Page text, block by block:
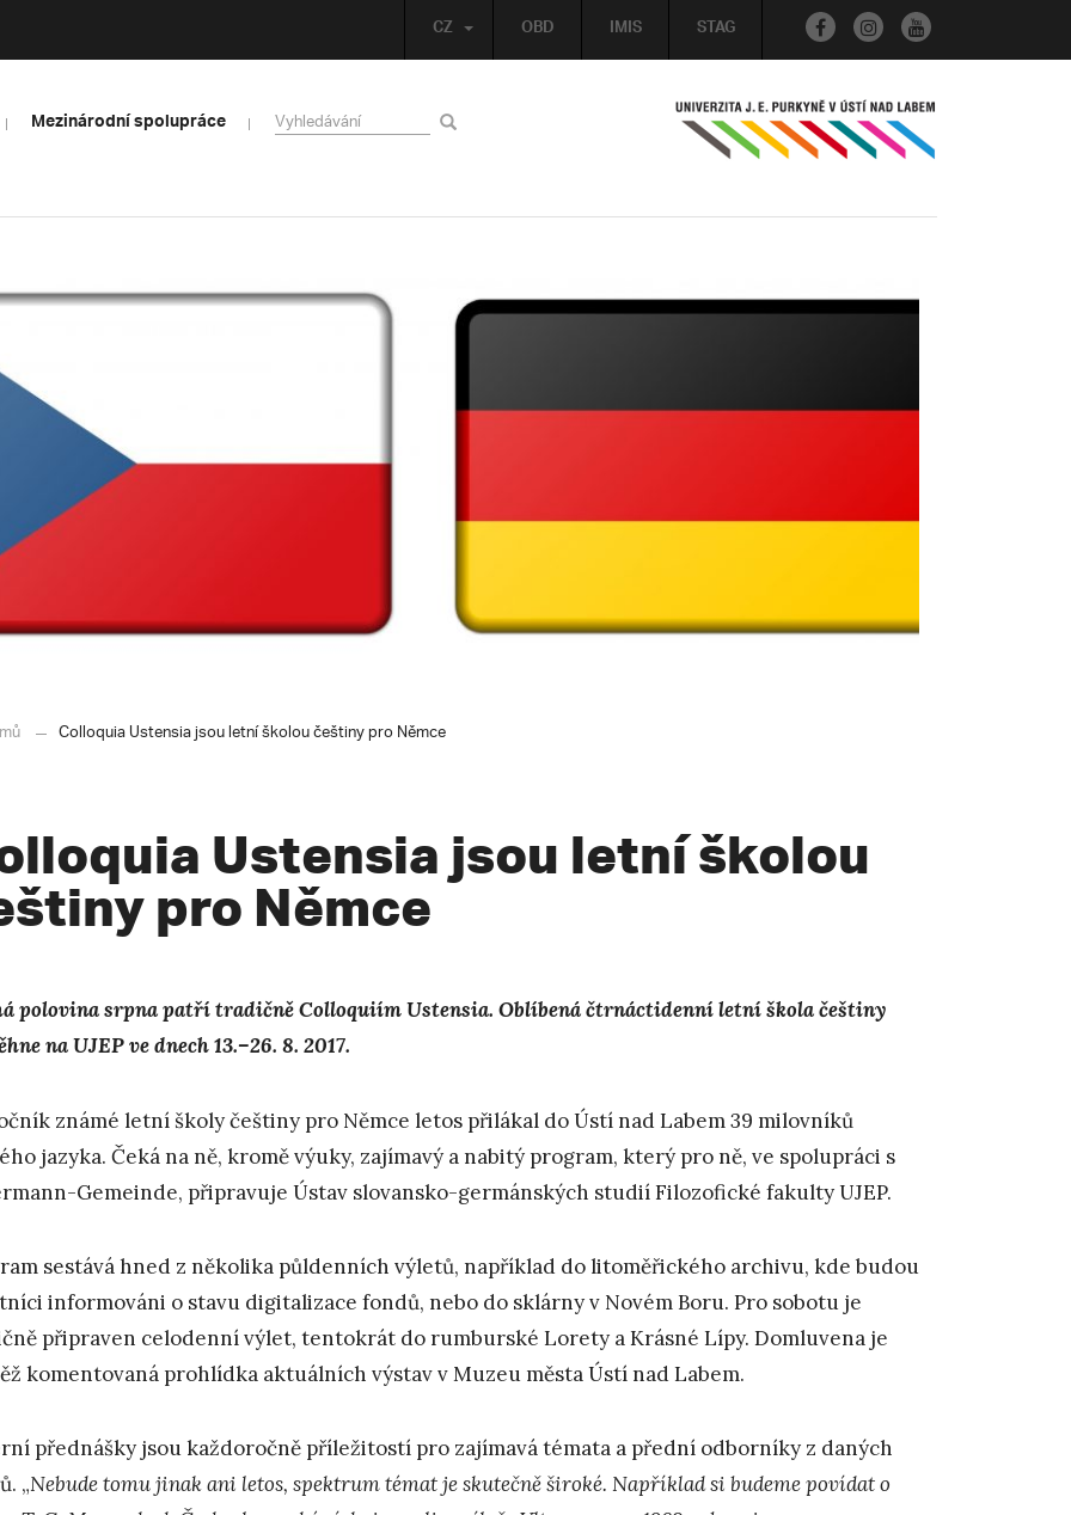
OBD IMIS STAG
CZ
Mezinárodní spolupráce
Colloquia Ustensia jsou letní školou češtiny pro Němce
Ustensia jsou letní školou
pro Němce
polovina srpna patří tradičně Colloquiím Ustensia. Oblíbená čtrnáctidenní letní škola češtiny
na UJEP ve dnech 13.–26. 8. 2017.
známé letní školy češtiny pro Němce letos přilákal do Ústí nad Labem 39 milovníků
jazyka. Čeká na ně, kromě výuky, zajímavý a nabitý program, který pro ně, ve spolupráci s
Gemeinde, připravuje Ústav slovansko-germánských studií Filozofické fakulty UJEP.
sestává hned z několika půldenních výletů, například do litoměřického archivu, kde budou
informováni o stavu digitalizace fondů, nebo do sklárny v Novém Boru. Pro sobotu je
připraven celodenní výlet, tentokrát do rumburské Lorety a Krásné Lípy. Domluvena je
komentovaná prohlídka aktuálních výstav v Muzeu města Ústí nad Labem.
přednášky jsou každoročně příležitostí pro zajímavá témata a přední odborníky z daných
„Nebude tomu jinak ani letos, spektrum témat je skutečně široké. Například si budeme povídat o